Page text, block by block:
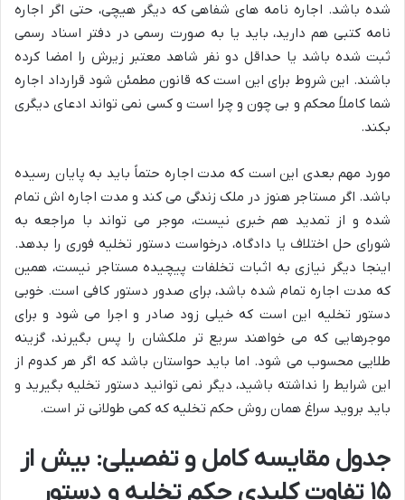
شده باشد. اجاره نامه های شفاهی که دیگر هیچی، حتی اگر اجاره
نامه کتبی هم دارید، باید یا به صورت رسمی در دفتر اسناد رسمی
ثبت شده باشد یا حداقل دو نفر شاهد معتبر زیرش را امضا کرده
باشند. این شروط برای این است که قانون مطمئن شود قرارداد اجاره
شما کاملاً محکم و بی چون و چرا است و کسی نمی تواند ادعای دیگری
بکند.
مورد مهم بعدی این است که مدت اجاره حتماً باید به پایان رسیده
باشد. اگر مستاجر هنوز در ملک زندگی می کند و مدت اجاره اش تمام
شده و از تمدید هم خبری نیست، موجر می تواند با مراجعه به
شورای حل اختلاف یا دادگاه، درخواست دستور تخلیه فوری را بدهد.
اینجا دیگر نیازی به اثبات تخلفات پیچیده مستاجر نیست، همین
که مدت اجاره تمام شده باشد، برای صدور دستور کافی است. خوبی
دستور تخلیه این است که خیلی زود صادر و اجرا می شود و برای
موجرهایی که می خواهند سریع تر ملکشان را پس بگیرند، گزینه
طلایی محسوب می شود. اما باید حواستان باشد که اگر هر کدوم از
این شرایط را نداشته باشید، دیگر نمی توانید دستور تخلیه بگیرید و
باید بروید سراغ همان روش حکم تخلیه که کمی طولانی تر است.
جدول مقایسه کامل و تفصیلی: بیش از
۱۵ تفاوت کلیدی حکم تخلیه و دستور